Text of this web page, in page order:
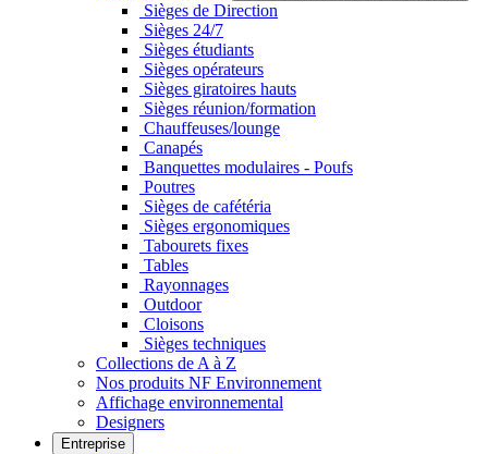
Sièges de Direction
Sièges 24/7
Sièges étudiants
Sièges opérateurs
Sièges giratoires hauts
Sièges réunion/formation
Chauffeuses/lounge
Canapés
Banquettes modulaires - Poufs
Poutres
Sièges de cafétéria
Sièges ergonomiques
Tabourets fixes
Tables
Rayonnages
Outdoor
Cloisons
Sièges techniques
Collections de A à Z
Nos produits NF Environnement
Affichage environnemental
Designers
Entreprise